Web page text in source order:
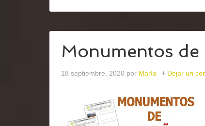
Monumentos de
18 septiembre, 2020 por María Dejar un